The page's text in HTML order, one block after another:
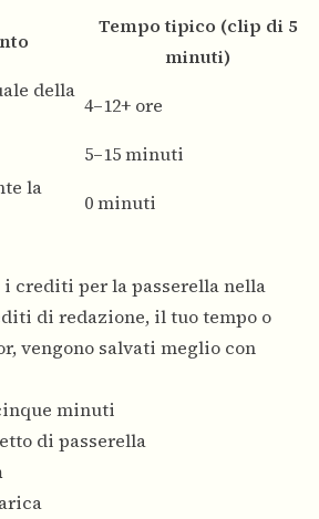
Tempo tipico (clip di 5
minuti)
della
4–12+ ore
5–15 minuti
la
0 minuti
i crediti per la passerella nella
di redazione, il tuo tempo o
vengono salvati meglio con
minuti
di passerella